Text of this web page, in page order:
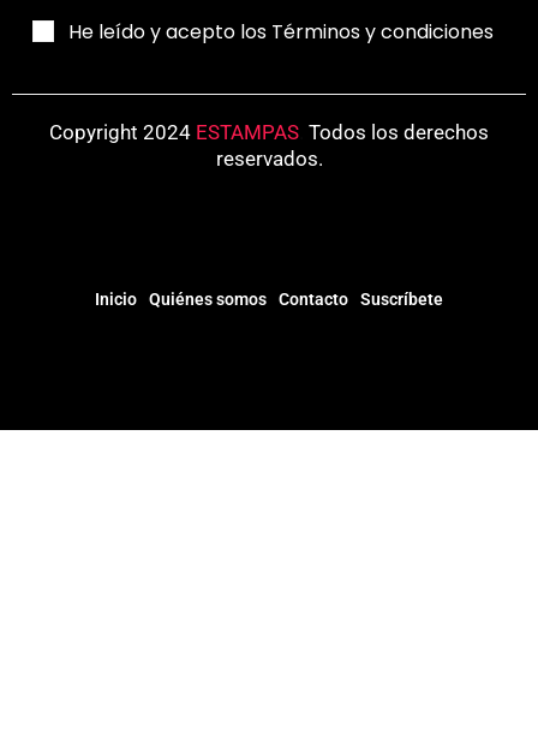
He leído y acepto los Términos y condiciones
Copyright 2024 ESTAMPAS Todos los derechos
reservados.
Inicio Quiénes somos Contacto Suscríbete